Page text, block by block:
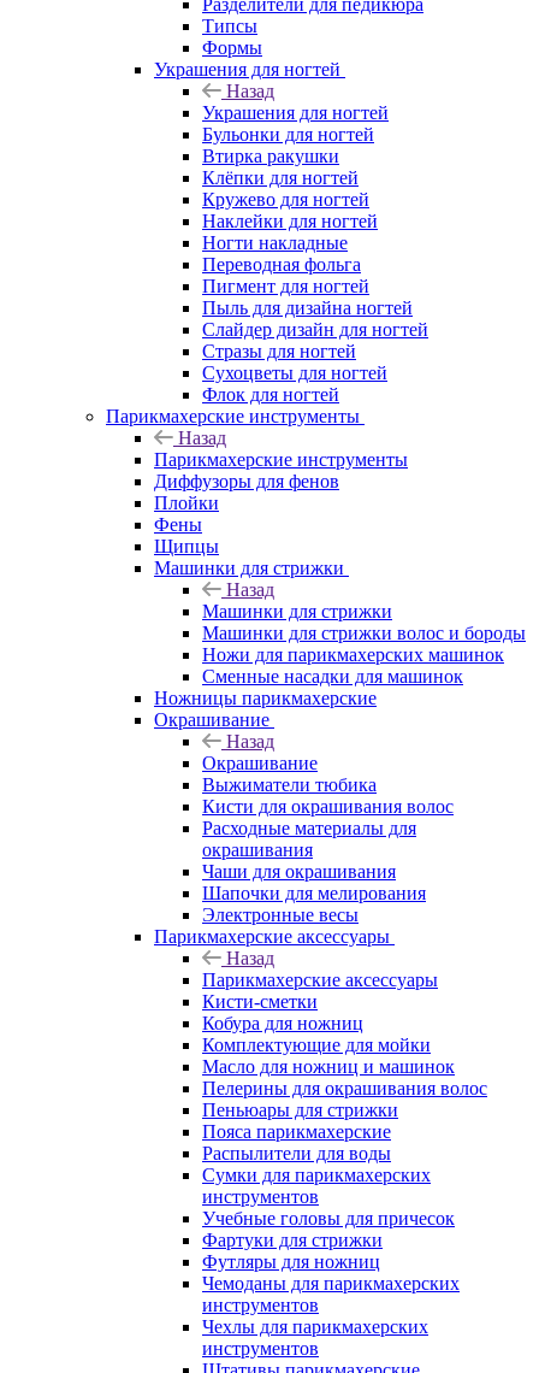
Разделители для педикюра
Типсы
Формы
Украшения для ногтей
Назад
Украшения для ногтей
Бульонки для ногтей
Втирка ракушки
Клёпки для ногтей
Кружево для ногтей
Наклейки для ногтей
Ногти накладные
Переводная фольга
Пигмент для ногтей
Пыль для дизайна ногтей
Слайдер дизайн для ногтей
Стразы для ногтей
Сухоцветы для ногтей
Флок для ногтей
Парикмахерские инструменты
Назад
Парикмахерские инструменты
Диффузоры для фенов
Плойки
Фены
Щипцы
Машинки для стрижки
Назад
Машинки для стрижки
Машинки для стрижки волос и бороды
Ножи для парикмахерских машинок
Сменные насадки для машинок
Ножницы парикмахерские
Окрашивание
Назад
Окрашивание
Выжиматели тюбика
Кисти для окрашивания волос
Расходные материалы для
окрашивания
Чаши для окрашивания
Шапочки для мелирования
Электронные весы
Парикмахерские аксессуары
Назад
Парикмахерские аксессуары
Кисти-сметки
Кобура для ножниц
Комплектующие для мойки
Масло для ножниц и машинок
Пелерины для окрашивания волос
Пеньюары для стрижки
Пояса парикмахерские
Распылители для воды
Сумки для парикмахерских
инструментов
Учебные головы для причесок
Фартуки для стрижки
Футляры для ножниц
Чемоданы для парикмахерских
инструментов
Чехлы для парикмахерских
инструментов